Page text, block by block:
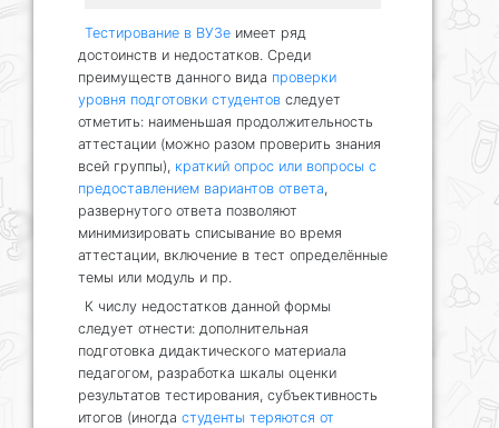
Тестирование в ВУЗе имеет ряд
достоинств и недостатков. Среди
преимуществ данного вида проверки
уровня подготовки студентов следует
отметить: наименьшая продолжительность
аттестации (можно разом проверить знания
всей группы), краткий опрос или вопросы с
предоставлением вариантов ответа,
развернутого ответа позволяют
минимизировать списывание во время
аттестации, включение в тест определённые
темы или модуль и пр.
К числу недостатков данной формы
следует отнести: дополнительная
подготовка дидактического материала
педагогом, разработка шкалы оценки
результатов тестирования, субъективность
итогов (иногда студенты теряются от